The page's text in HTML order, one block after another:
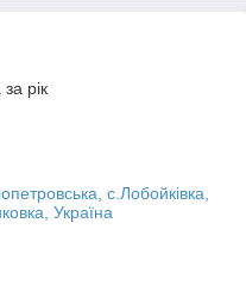
рік
с.Лобойківка,
Україна